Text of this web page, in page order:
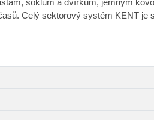
soklům a dvířkům, jemným
Celý sektorový systém KENT